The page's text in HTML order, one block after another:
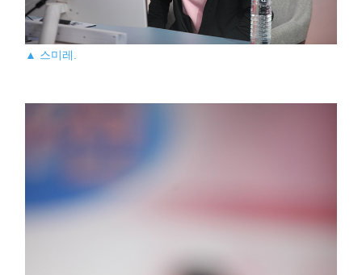
▲ 스미레.